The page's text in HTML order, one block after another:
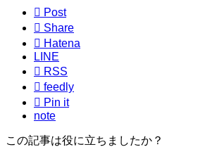
 Post
 Share
 Hatena
LINE
 RSS
 feedly
 Pin it
note
この記事は役に立ちましたか？